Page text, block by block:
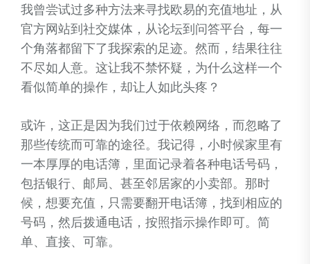
我曾尝试过多种方法来寻找欧易的充值地址，从
官方网站到社交媒体，从论坛到问答平台，每一
个角落都留下了我探索的足迹。然而，结果往往
不尽如人意。这让我不禁怀疑，为什么这样一个
看似简单的操作，却让人如此头疼？
或许，这正是因为我们过于依赖网络，而忽略了
那些传统而可靠的途径。我记得，小时候家里有
一本厚厚的电话簿，里面记录着各种电话号码，
包括银行、邮局、甚至邻居家的小卖部。那时
候，想要充值，只需要翻开电话簿，找到相应的
号码，然后拨通电话，按照指示操作即可。简
单、直接、可靠。